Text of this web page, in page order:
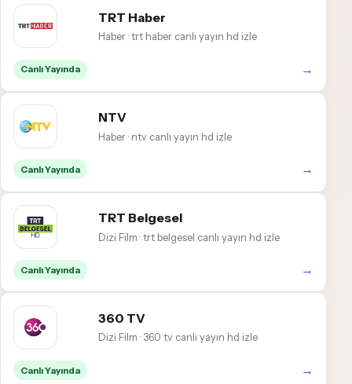
TRT Haber
Haber · trt haber canlı yayın hd izle
Canlı Yayında →
NTV
Haber · ntv canlı yayın hd izle
Canlı Yayında →
TRT Belgesel
Dizi Film · trt belgesel canlı yayın hd izle
Canlı Yayında →
360 TV
Dizi Film · 360 tv canlı yayın hd izle
Canlı Yayında →